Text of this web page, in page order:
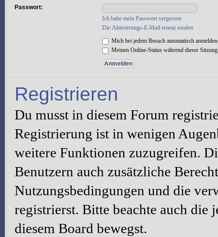
Passwort:
Ich habe mein Passwort vergessen
Die Aktivierungs-E-Mail erneut senden
Mich bei jedem Besuch automatisch anmelden
Meinen Online-Status während dieser
Registrieren
Du musst in diesem Forum
Registrierung ist in wenigen
weitere Funktionen zuzugreifen.
Benutzern auch zusätzliche
Nutzungsbedingungen und die
registrierst. Bitte beachte auch
diesem Board bewegst.